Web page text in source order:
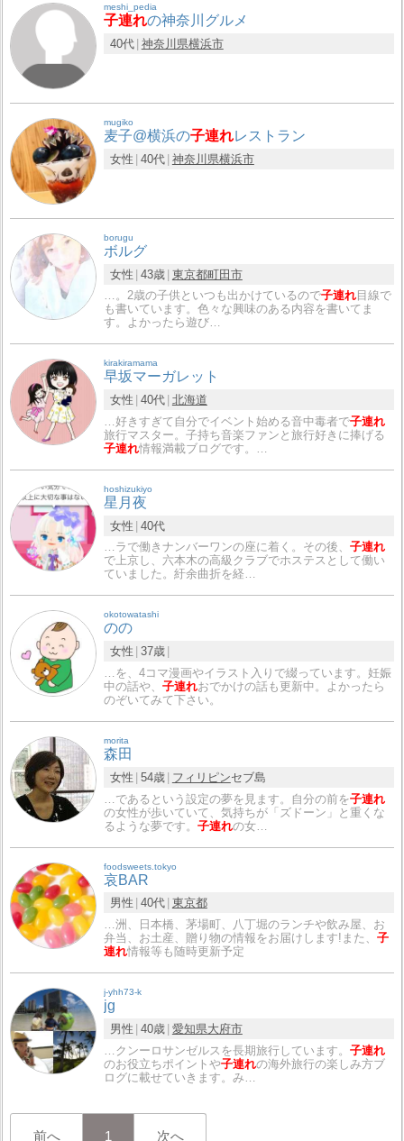
meshi_pedia
子連れの神奈川グルメ
40代 神奈川県横浜市
mugiko
麦子@横浜の子連れレストラン
女性 40代 神奈川県横浜市
borugu
ボルグ
女性 43歳 東京都町田市
…。2歳の子供といつも出かけているので子連れ 目線で
も書いています。色々な興味のある内容を書いてま
す。よかったら遊び…
kirakiramama
早坂マーガレット
女性 40代 北海道
…好きすぎて自分でイベント始める音中毒者で子連れ
旅行マスター。子持ち音楽ファンと旅行好きに捧げる
子連れ情報満載ブログです。…
hoshizukiyo
星月夜
女性 40代
…ラで働きナンバーワンの座に着く。その後、子連れ
で上京し、六本木の高級クラブでホステスとして働い
ていました。紆余曲折を経…
okotowatashi
のの
女性 37歳
…を、4コマ漫画やイラスト入りで綴っています。妊娠
中の話や、子連れおでかけの話も更新中。よかったら
のぞいてみて下さい。
morita
森田
女性 54歳 フィリピンセブ島
…であるという設定の夢を見ます。自分の前を子連れ
の女性が歩いていて、気持ちが「ズドーン」と重くな
るような夢です。子連れの女…
foodsweets.tokyo
哀BAR
男性 40代 東京都
…洲、日本橋、茅場町、八丁堀のランチや飲み屋、お
弁当、お土産、贈り物の情報をお届けします!また、子
連れ情報等も随時更新予定
j-yhh73-k
jg
男性 40歳 愛知県大府市
…クンーロサンゼルスを長期旅行しています。子連れ
のお役立ちポイントや子連れの海外旅行の楽しみ方ブ
ログに載せていきます。み…
前へ 1 次へ